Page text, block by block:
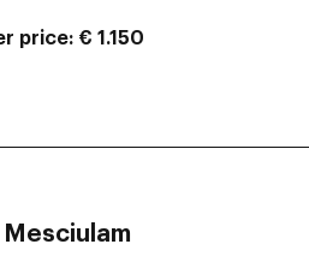
price € 1.150
Mesciulam